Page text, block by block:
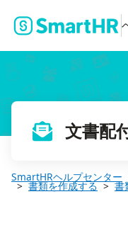
文書配
SmartHRヘルプセンター
書類を作成する 書